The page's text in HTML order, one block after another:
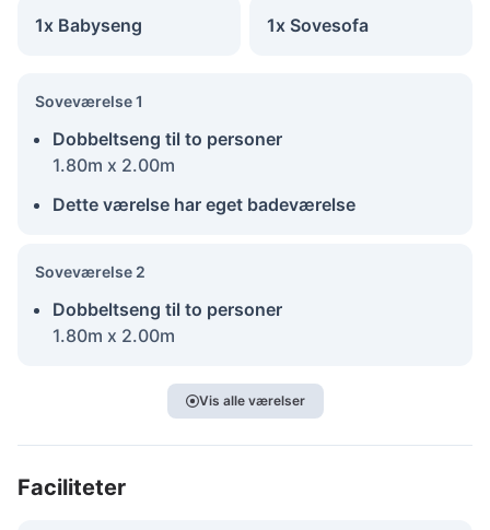
1x Babyseng 1x Sovesofa
Soveværelse 1
Dobbeltseng til to personer
1.80m x 2.00m
Dette værelse har eget badeværelse
Soveværelse 2
Dobbeltseng til to personer
1.80m x 2.00m
Vis alle værelser
Faciliteter